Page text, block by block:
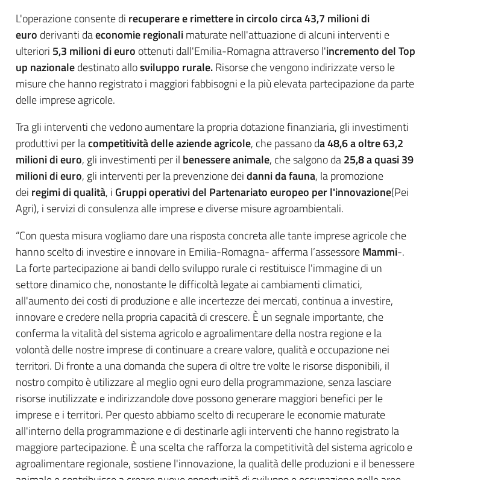
L'operazione consente di recuperare e rimettere in circolo circa 43,7 milioni di
euro derivanti daeconomie regionalimaturate nell'attuazione di alcuni interventi e
ulteriori 5,3 milioni di euro ottenuti dall'Emilia-Romagna attraverso l'incremento del Top
up nazionaledestinato allosviluppo rurale.Risorse che vengono indirizzate verso le
misure che hanno registrato i maggiori fabbisogni e la più elevata partecipazione da parte
delle imprese agricole.
Tra gli interventi che vedono aumentare la propria dotazione finanziaria, gli investimenti
produttivi per lacompetitività delle aziende agricole, che passano da 48,6 a oltre 63,2
milioni di euro, gli investimenti per il benessere animale, che salgono da25,8 a quasi 39
milioni di euro, gli interventi per la prevenzione deidanni da fauna, la promozione
dei regimi di qualità, i Gruppi operativi del Partenariato europeo per l'innovazione(Pei
Agri), i servizi di consulenza alle imprese e diverse misure agroambientali.
“Con questa misura vogliamo dare una risposta concreta alle tante imprese agricole che
hanno scelto di investire e innovare in Emilia-Romagna- afferma l’assessoreMammi-.
La forte partecipazione ai bandi dello sviluppo rurale ci restituisce l'immagine di un
settore dinamico che, nonostante le difficoltà legate ai cambiamenti climatici,
all'aumento dei costi di produzione e alle incertezze dei mercati, continua a investire,
innovare e credere nella propria capacità di crescere. È un segnale importante, che
conferma la vitalità del sistema agricolo e agroalimentare della nostra regione e la
volontà delle nostre imprese di continuare a creare valore, qualità e occupazione nei
territori. Di fronte a una domanda che supera di oltre tre volte le risorse disponibili, il
nostro compito è utilizzare al meglio ogni euro della programmazione, senza lasciare
risorse inutilizzate e indirizzandole dove possono generare maggiori benefici per le
imprese e i territori. Per questo abbiamo scelto di recuperare le economie maturate
all'interno della programmazione e di destinarle agli interventi che hanno registrato la
maggiore partecipazione. È una scelta che rafforza la competitività del sistema agricolo e
agroalimentare regionale, sostiene l'innovazione, la qualità delle produzioni e il benessere